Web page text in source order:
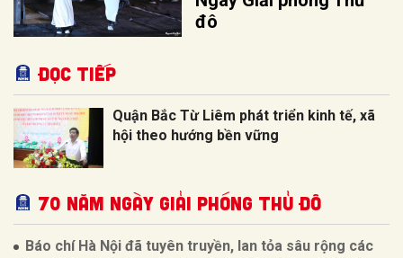
đô
Đọc tiếp
Quận Bắc Từ Liêm phát triển kinh tế, xã
hội theo hướng bền vững
70 NĂM NGÀY GIẢI PHÓNG THỦ ĐÔ
Báo chí Hà Nội đã tuyên truyền, lan tỏa sâu rộng các